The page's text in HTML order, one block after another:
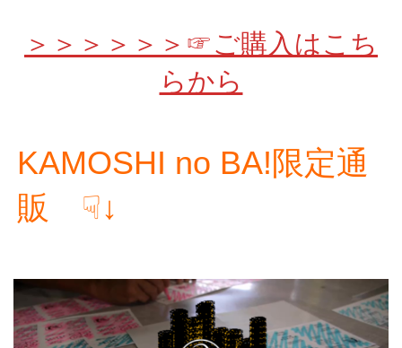
＞＞＞＞＞＞☞ご購入はこち
らから
KAMOSHI no BA!限定通
販 ☟↓